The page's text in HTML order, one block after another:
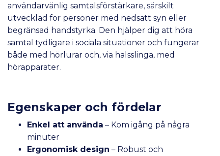
användarvänlig samtalsförstärkare, särskilt
utvecklad för personer med nedsatt syn eller
begränsad handstyrka. Den hjälper dig att höra
samtal tydligare i sociala situationer och fungerar
både med hörlurar och, via halsslinga, med
hörapparater.
Egenskaper och fördelar
Enkel att använda – Kom igång på några
minuter
Ergonomisk design – Robust och